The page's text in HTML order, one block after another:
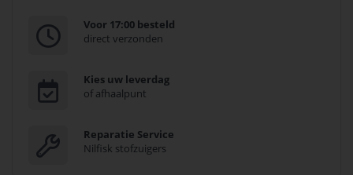
Voor 17:00 besteld
direct verzonden
Kies uw leverdag
of afhaalpunt
Reparatie Service
Nilfisk stofzuigers